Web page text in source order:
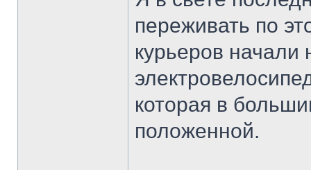
переживать по
курьеров начали
которая в
положенной.